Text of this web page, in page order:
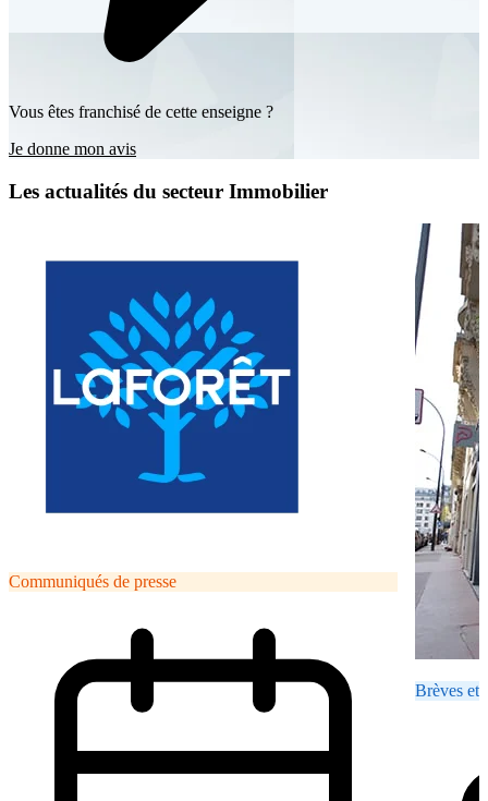
Vous êtes franchisé de cette enseigne ?
Je donne mon avis
Les actualités du secteur Immobilier
Communiqués de presse
Brèves et